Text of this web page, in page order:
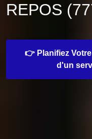
REPOS
👉 Planifiez
d'un